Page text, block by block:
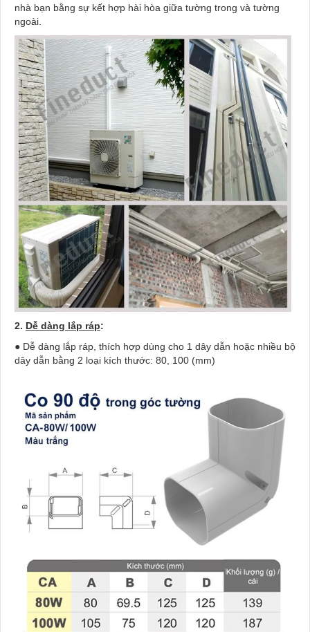
nhà bạn bằng sự kết hợp hài hòa giữa tường trong và tường
ngoài.
2. Dễ dàng lắp ráp:
● Dễ dàng lắp ráp, thích hợp dùng cho 1 dây dẫn hoặc nhiều bộ
dây dẫn bằng 2 loại kích thước: 80, 100 (mm)